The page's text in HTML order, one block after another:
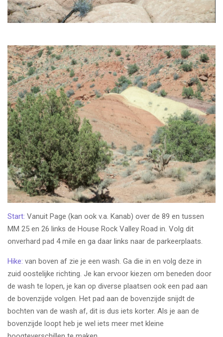
Start: Vanuit Page (kan ook v.a. Kanab) over de 89 en tussen
MM 25 en 26 links de House Rock Valley Road in. Volg dit
onverhard pad 4 mile en ga daar links naar de parkeerplaats.
Hike: van boven af zie je een wash. Ga die in en volg deze in
zuid oostelijke richting. Je kan ervoor kiezen om beneden door
de wash te lopen, je kan op diverse plaatsen ook een pad aan
de bovenzijde volgen. Het pad aan de bovenzijde snijdt de
bochten van de wash af, dit is dus iets korter. Als je aan de
bovenzijde loopt heb je wel iets meer met kleine